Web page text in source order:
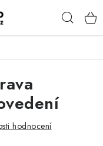
hodnocení